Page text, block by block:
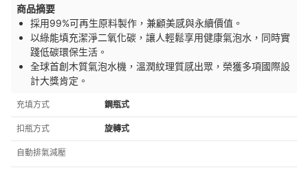
商品摘要
採用99%可再生原料製作，兼顧美感與永續價值。
以綠能填充潔淨二氧化碳，讓人輕鬆享用健康氣泡水，同時實
踐低碳環保生活。
全球首創木質氣泡水機，溫潤紋理質感出眾，榮獲多項國際設
計大獎肯定。
充填方式 鋼瓶式
扣瓶方式 旋轉式
自動排氣減壓